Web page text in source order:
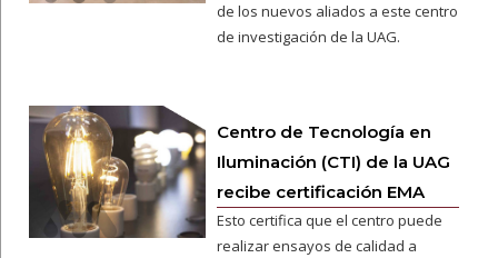
de los nuevos aliados a este centro
de investigación de la UAG.
Centro de Tecnología en
Iluminación (CTI) de la UAG
recibe certificación EMA
Esto certifica que el centro puede
realizar ensayos de calidad a